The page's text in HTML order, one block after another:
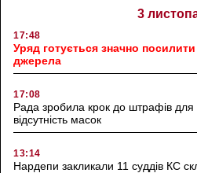
3
17:48
Уряд готується значно
джерела
17:08
Рада зробила крок до штрафів для
відсутність масок
13:14
Нардепи закликали 11 суддів КС